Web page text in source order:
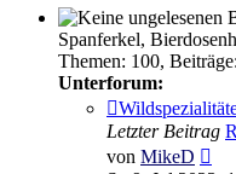
Spanferkel,
Themen: 100, Beiträge:
Unterforum:
Letzter Beitrag
von MikeD